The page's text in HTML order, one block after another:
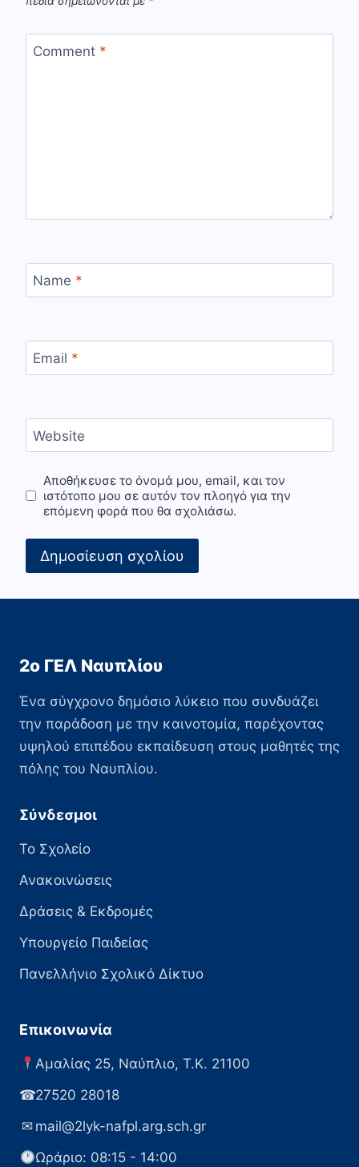
Comment *
Name *
Email *
Website
Αποθήκευσε το όνομά μου, email, και τον
ιστότοπο μου σε αυτόν τον πλοηγό για την
επόμενη φορά που θα σχολιάσω.
2ο ΓΕΛ Ναυπλίου
Ένα σύγχρονο δημόσιο λύκειο που συνδυάζει
την παράδοση με την καινοτομία, παρέχοντας
υψηλού επιπέδου εκπαίδευση στους μαθητές της
πόλης του Ναυπλίου.
Σύνδεσμοι
Το Σχολείο
Ανακοινώσεις
Δράσεις & Εκδρομές
Υπουργείο Παιδείας
Πανελλήνιο Σχολικό Δίκτυο
Επικοινωνία
Αμαλίας 25, Ναύπλιο, Τ.Κ. 21100
☎27520 28018
✉ mail@2lyk-nafpl.arg.sch.gr
Ωράριο: 08:15 - 14:00